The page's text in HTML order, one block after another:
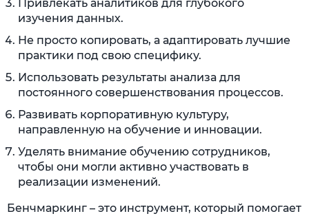
Привлекать аналитиков для глубокого
изучения данных.
Не просто копировать, а адаптировать лучшие
практики под свою специфику.
Использовать результаты анализа для
постоянного совершенствования процессов.
Развивать корпоративную культуру,
направленную на обучение и инновации.
Уделять внимание обучению сотрудников,
чтобы они могли активно участвовать в
реализации изменений.
Бенчмаркинг – это инструмент, который помогает